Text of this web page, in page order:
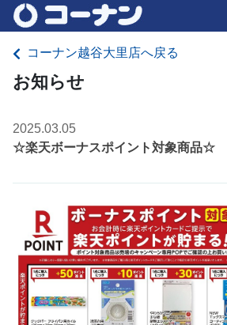
コーナン越谷大里店へ戻る
お知らせ
2025.03.05
☆楽天ボーナスポイント対象商品☆